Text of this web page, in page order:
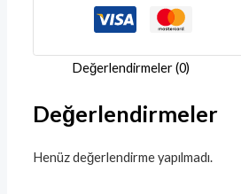
Değerlendirmeler (0)
Değerlendirmeler
Henüz değerlendirme yapılmadı.